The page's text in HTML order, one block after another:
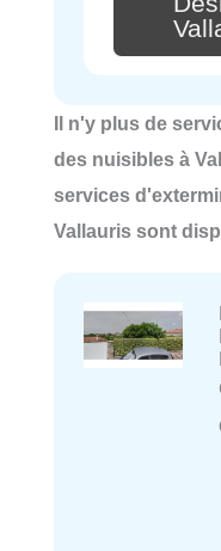
Il n'y plus de
des nuisibles à
services
Vallauris sont